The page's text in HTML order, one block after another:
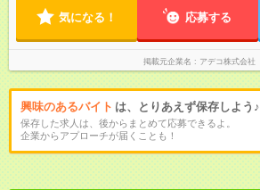
気になる！ 応募する
掲載元企業名 アデコ株式会社
興味のあるバイト は、とりあえず保存しよう♪
保存した求人は、後からまとめて応募できるよ。
企業からアプローチが届くことも！